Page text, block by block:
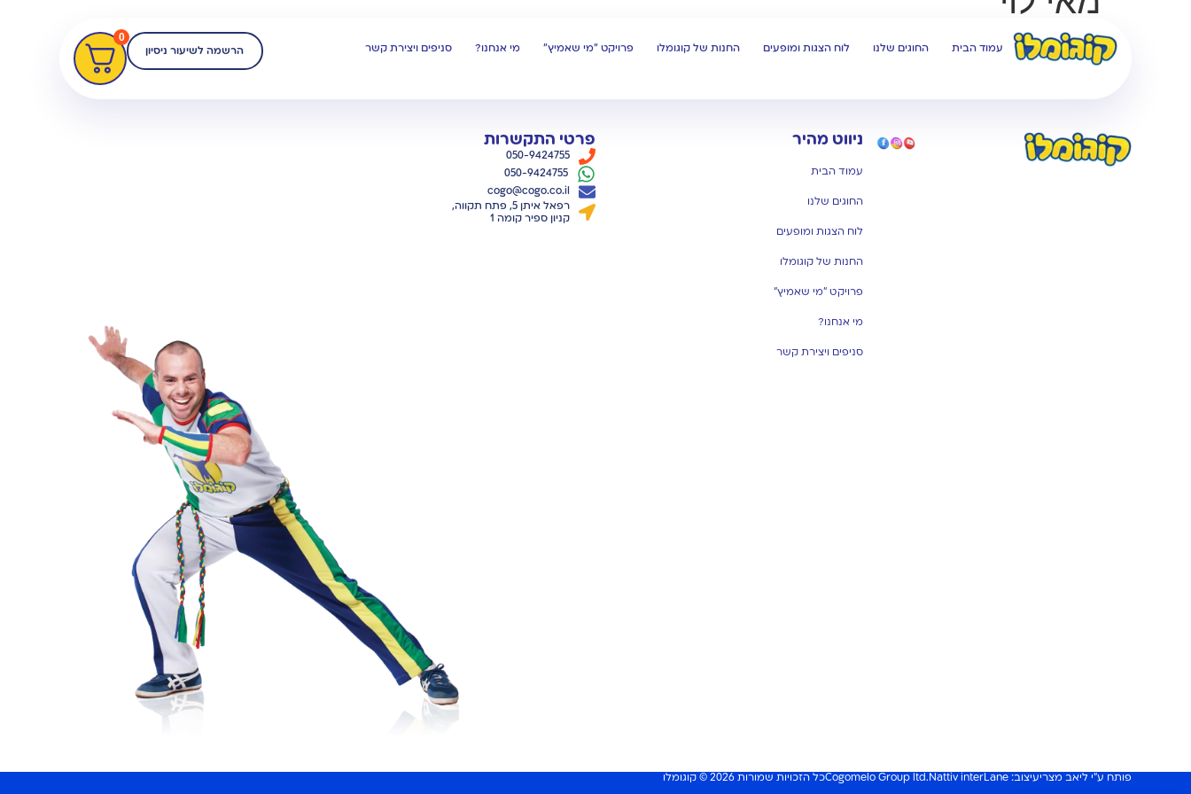
עמוד הבית החוגים שלנו לוח הצגות ומופעים החנות של קוגומלו פרויקט "מי שאמיץ" מי אנחנו? סניפים ויצירת קשר הרשמה לשיעור ניסיון
0
ניווט מהיר
עמוד הבית
החוגים שלנו
לוח הצגות ומופעים
החנות של קוגומלו
פרויקט "מי שאמיץ"
מי אנחנו?
סניפים ויצירת קשר
פרטי התקשרות
050-9424755
050-9424755
cogo@cogo.co.il
רפאל איתן 5, פתח תקווה,
קניון ספיר קומה 1
פותח ע"י ליאב מצריעיצוב: Nattiv interLane .Cogomelo Group ltd כל הזכויות שמורות 2026 © קוגומלו